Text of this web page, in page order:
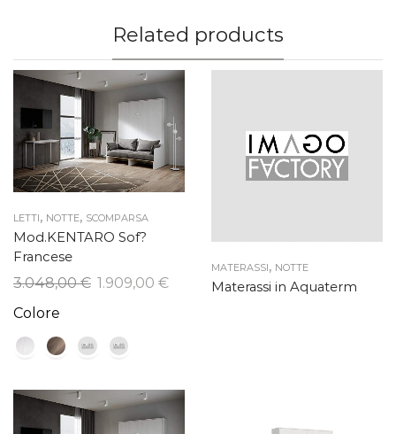
Related products
LETTI, NOTTE, SCOMPARSA
Mod.KENTARO Sof?
Francese
3.048,00€ Il
era:
1.909,00 €Il
Colore
MATERASSI, NOTTE
Materassi in Aquaterm